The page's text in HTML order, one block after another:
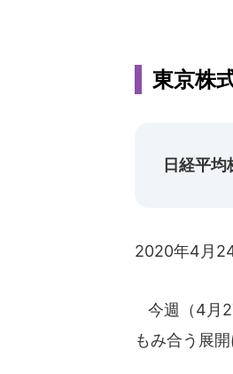
東京株
日経平
2020年4月
今週（4月
もみ合う展開